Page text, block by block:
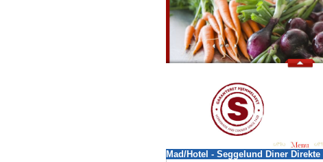
Mad/Hotel - Seggelund Diner Direkte